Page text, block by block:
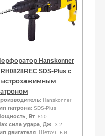
Hanskonner
SDS-Plus с
: Hanskonner
патрона: SDS-Plus
Вт: 850
сила удара, Дж: 3.2
двигателя: Щеточный